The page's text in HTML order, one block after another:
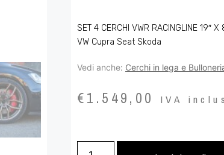
SET 4 CERCHI VWR RACINGLINE 19″
VW Cupra Seat Skoda
Vedi anche: Cerchi in lega e
€1.549,00 IVA